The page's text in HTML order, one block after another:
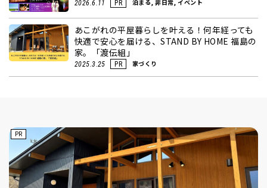
2026.6.11 PR 泊まる, 非日常, イベント
あこがれの平屋暮らしを叶える！何年経っても
快適で安心を届ける、STAND BY HOME 福島の
家。「渡伝組」
2025.3.25 PR 家づくり
PR